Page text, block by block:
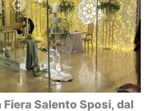
Salento Sposi, dal